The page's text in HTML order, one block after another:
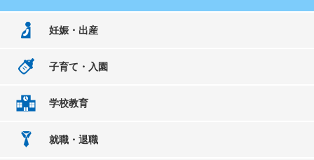
妊娠・出産
子育て・入園
学校教育
就職・退職